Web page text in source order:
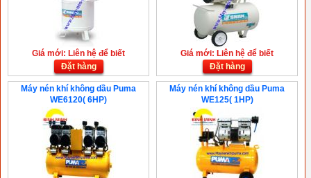
Giá mới: Liên hệ để biết
Đặt hàng
Giá mới: Liên hệ để biết
Đặt hàng
Máy nén khí không dầu Puma
WE6120( 6HP)
Máy nén khí không dầu Puma
WE125( 1HP)